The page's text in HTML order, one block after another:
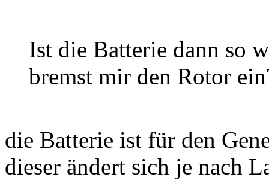
Ist die Batterie dann so
bremst mir den Rotor
die Batterie ist für den
dieser ändert sich je nach